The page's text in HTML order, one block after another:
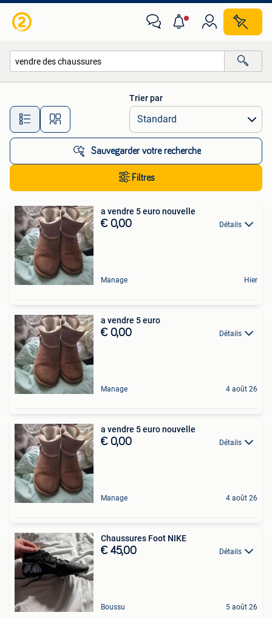
Toutes les distances…
Trier par
Sauvegarder votre recherche
Filtres
a vendre 5 euro nouvelle
€ 0,00 Détails
Manage Hier
a vendre 5 euro
€ 0,00 Détails
Manage 4 août 26
a vendre 5 euro nouvelle
€ 0,00 Détails
Manage 4 août 26
Chaussures Foot NIKE
€ 45,00 Détails
Boussu 5 août 26